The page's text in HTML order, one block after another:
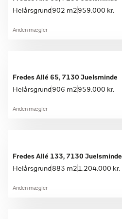
Helårsgrund 902 m2 959.000 kr.
Anden mægler
Fredes Allé 65, 7130 Juelsminde
Helårsgrund 906 m2 959.000 kr.
Anden mægler
Fredes Allé 133, 7130 Juelsminde
Helårsgrund883 m2 1.204.000 kr.
Anden mægler